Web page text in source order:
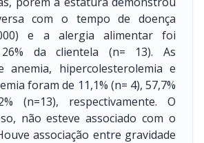
com o tempo de doença
e a alergia alimentar foi
da clientela (n= 13). As
anemia, hipercolesterolemia e
foram de 11,1% (n= 4), 57,7%
(n=13), respectivamente. O
não esteve associado com o
associação entre gravidade